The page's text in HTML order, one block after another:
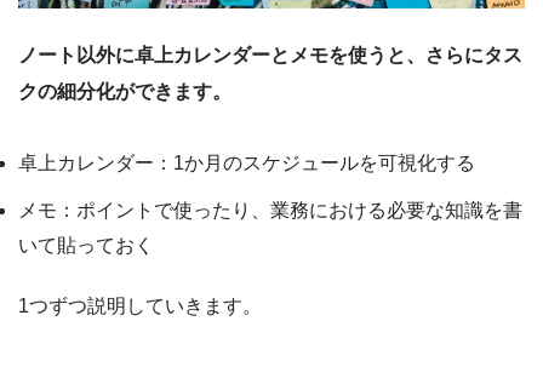
ノート以外に卓上カレンダーとメモを使うと、さらにタス
クの細分化ができます。
卓上カレンダー：1か月のスケジュールを可視化する
メモ：ポイントで使ったり、業務における必要な知識を書
いて貼っておく
1つずつ説明していきます。